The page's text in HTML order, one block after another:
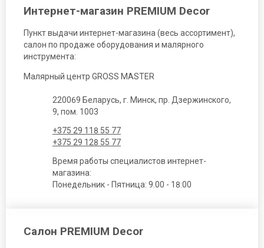
Интернет-магазин PREMIUM Decor
Пункт выдачи интернет-магазина (весь ассортимент),
салон по продаже оборудования и малярного
инструмента:
Малярный центр GROSS MASTER
220069 Беларусь, г. Минск, пр. Дзержинского,
9, пом. 1003
+375 29 118 55 77
+375 29 128 55 77
Время работы специалистов интернет-
магазина:
Понедельник - Пятница: 9.00 - 18:00
Салон PREMIUM Decor